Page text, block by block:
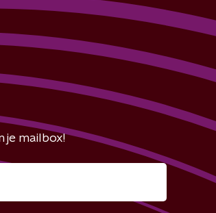
je mailbox!